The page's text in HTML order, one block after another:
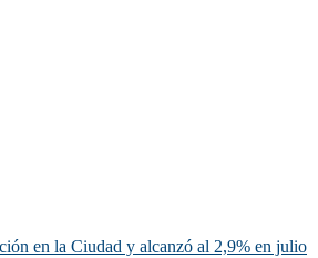
en la Ciudad y alcanzó al 2,9% en julio